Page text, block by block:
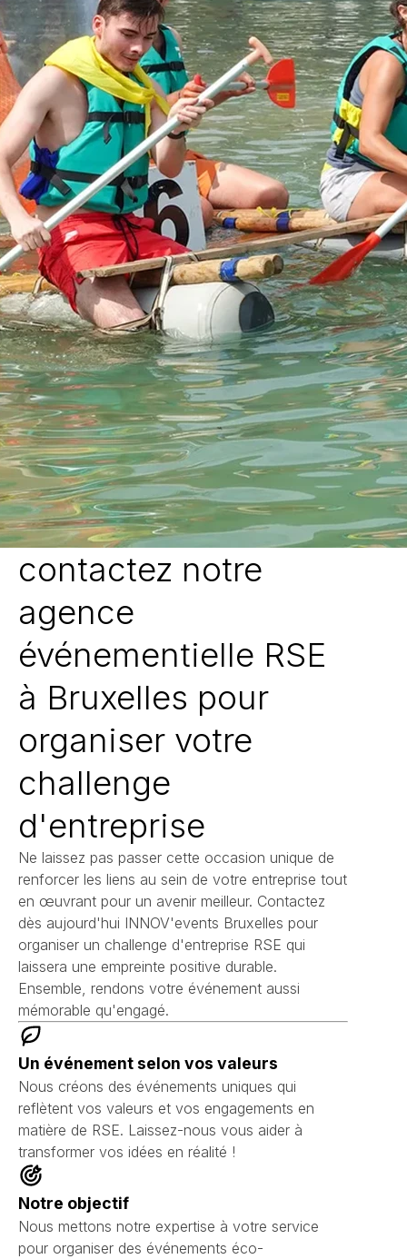
contactez notre
agence
événementielle RSE
à Bruxelles pour
organiser votre
challenge
d'entreprise
Ne laissez pas passer cette occasion unique de
renforcer les liens au sein de votre entreprise tout
en œuvrant pour un avenir meilleur. Contactez
dès aujourd'hui INNOV'events Bruxelles pour
organiser un challenge d'entreprise RSE qui
laissera une empreinte positive durable.
Ensemble, rendons votre événement aussi
mémorable qu'engagé.
Un événement selon vos valeurs
Nous créons des événements uniques qui
reflètent vos valeurs et vos engagements en
matière de RSE. Laissez-nous vous aider à
transformer vos idées en réalité !
Notre objectif
Nous mettons notre expertise à votre service
pour organiser des événements éco-